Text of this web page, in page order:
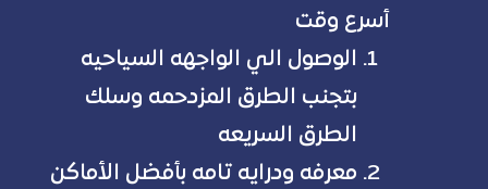
أسرع وقت
الوصول الي الواجهه السياحيه
بتجنب الطرق المزدحمه وسلك
الطرق السريعه
معرفه ودرايه تامه بأفضل الأماكن